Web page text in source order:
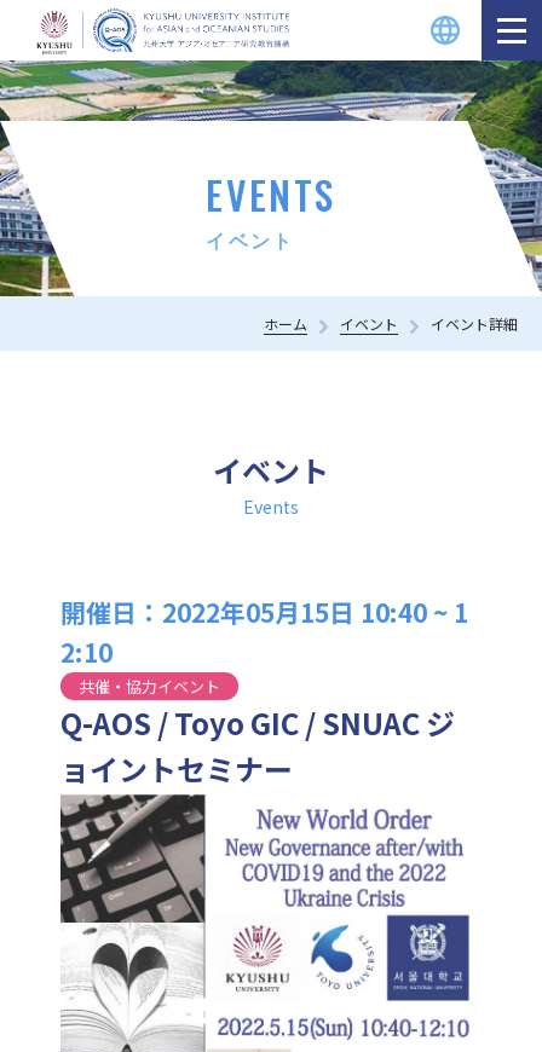
EVENTS
イベント
ホーム イベント イベント詳細
イベント
Events
開催日：2022年05月15日 10:40 ~ 1
2:10
共催・協力イベント
Q-AOS / Toyo GIC / SNUAC ジ
ョイントセミナー